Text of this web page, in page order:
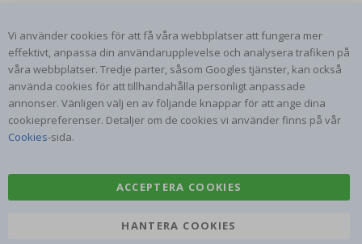
Vi använder cookies för att få våra webbplatser att fungera mer
effektivt, anpassa din användarupplevelse och analysera trafiken på
våra webbplatser. Tredje parter, såsom Googles tjänster, kan också
använda cookies för att tillhandahålla personligt anpassade
annonser. Vänligen välj en av följande knappar för att ange dina
cookiepreferenser. Detaljer om de cookies vi använder finns på vår
Cookies-sida.
ACCEPTERA COOKIES
HANTERA COOKIES